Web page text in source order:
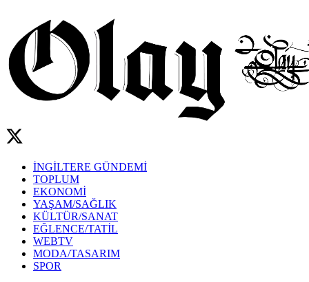
İNGİLTERE GÜNDEMİ
TOPLUM
EKONOMİ
YAŞAM/SAĞLIK
KÜLTÜR/SANAT
EĞLENCE/TATİL
WEBTV
MODA/TASARIM
SPOR